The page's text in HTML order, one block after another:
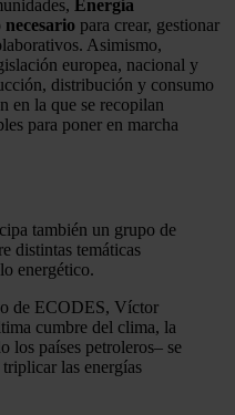
Energía
necesario para crear, gestionar
Asimismo,
europea, nacional y
distribución y consumo
en la que se recopilan
para poner en marcha
también un grupo de
distintas temáticas
energético.
de ECODES, Víctor
cumbre del clima, la
los países petroleros– se
las energías